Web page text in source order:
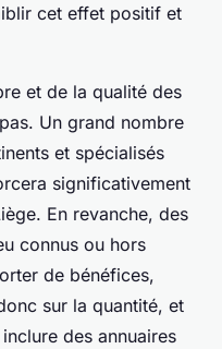
cet effet positif et
et de la qualité des
Un grand nombre
et spécialisés
significativement
En revanche, des
connus ou hors
de bénéfices,
sur la quantité, et
des annuaires